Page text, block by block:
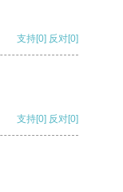
支持[0] 反对[0]
支持[0] 反对[0]